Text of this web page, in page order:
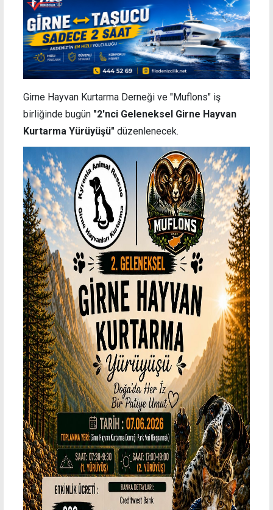
Girne Hayvan Kurtarma Derneği ve "Muflons" iş
birliğinde bugün "2'nci Geleneksel Girne Hayvan
Kurtarma Yürüyüşü" düzenlenecek.